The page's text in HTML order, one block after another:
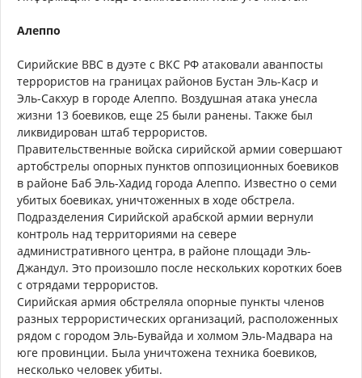
Алеппо
Сирийские ВВС в дуэте с ВКС РФ атаковали аванпосты
террористов на границах районов Бустан Эль-Каср и
Эль-Сакхур в городе Алеппо. Воздушная атака унесла
жизни 13 боевиков, еще 25 были ранены. Также был
ликвидирован штаб террористов.
Правительственные войска сирийской армии совершают
артобстрелы опорных пунктов оппозиционных боевиков
в районе Баб Эль-Хадид города Алеппо. Известно о семи
убитых боевиках, уничтоженных в ходе обстрела.
Подразделения Сирийской арабской армии вернули
контроль над территориями на севере
административного центра, в районе площади Эль-
Джандул. Это произошло после нескольких коротких боев
с отрядами террористов.
Сирийская армия обстреляла опорные пункты членов
разных террористических организаций, расположенных
рядом с городом Эль-Бувайда и холмом Эль-Мадвара на
юге провинции. Была уничтожена техника боевиков,
несколько человек убиты.